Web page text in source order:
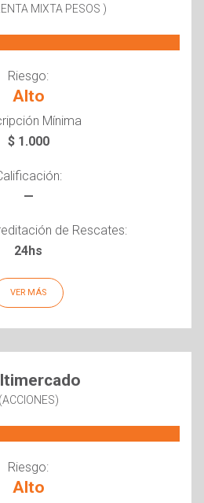
MIXTA PESOS )
Riesgo:
Alto
Mínima
$ 1.000
—
de Rescates:
24hs
VER MÁS
(ACCIONES)
Riesgo:
Alto